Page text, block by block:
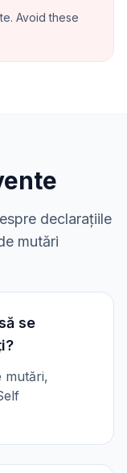
Avoid these
declarațiile
mutări
se
mutări,